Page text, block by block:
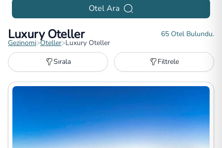
Otel Ara
Luxury Oteller 65 Otel Bulundu.
Gezinomi>Oteller>Luxury Oteller
Sırala
Filtrele